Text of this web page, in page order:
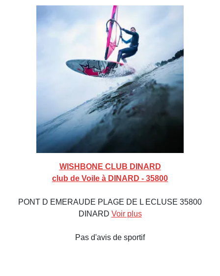
WISHBONE CLUB DINARD
club de Voile à DINARD - 35800
PONT D EMERAUDE PLAGE DE L ECLUSE 35800
DINARD Voir plus
Pas d'avis de sportif